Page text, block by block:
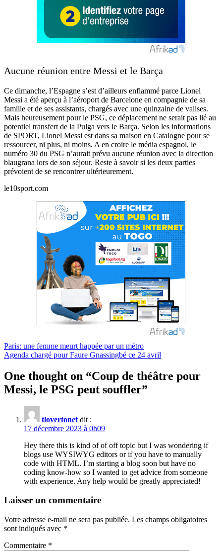
Aucune réunion entre Messi et le Barça
Ce dimanche, l’Espagne s’est d’ailleurs enflammé parce Lionel
Messi a été aperçu à l’aéroport de Barcelone en compagnie de sa
famille et de ses assistants, chargés avec une quinzaine de valises.
Mais heureusement pour le PSG, ce déplacement ne serait pas lié au
potentiel transfert de la Pulga vers le Barça. Selon les informations
de SPORT, Lionel Messi est dans sa maison en Catalogne pour se
ressourcer, ni plus, ni moins. A en croire le média espagnol, le
numéro 30 du PSG n’aurait prévu aucune réunion avec la direction
blaugrana lors de son séjour. Reste à savoir si les deux parties
prévoient de se rencontrer ultérieurement.
le10sport.com
Navigation
de
l’article
Paris: une femme meurt happée par un métro
Agenda chargé pour Faure Gnassingbé ce 24 avril
One thought on “Coup de théâtre pour
Messi, le PSG peut souffler”
tlovertonet dit :
17 décembre 2023 à 0h09
Hey there this is kind of of off topic but I was wondering if
blogs use WYSIWYG editors or if you have to manually
code with HTML. I’m starting a blog soon but have no
coding know-how so I wanted to get advice from someone
with experience. Any help would be greatly appreciated!
Laisser un commentaire
Votre adresse e-mail ne sera pas publiée. Les champs obligatoires
sont indiqués avec *
Commentaire *